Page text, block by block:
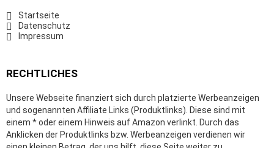
Startseite
Datenschutz
Impressum
RECHTLICHES
Unsere Webseite finanziert sich durch platzierte Werbeanzeigen
und sogenannten Affiliate Links (Produktlinks). Diese sind mit
einem * oder einem Hinweis auf Amazon verlinkt. Durch das
Anklicken der Produktlinks bzw. Werbeanzeigen verdienen wir